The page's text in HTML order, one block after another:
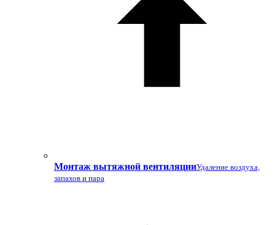
Монтаж вытяжной вентиляцииУдаление воздуха,
запахов и пара